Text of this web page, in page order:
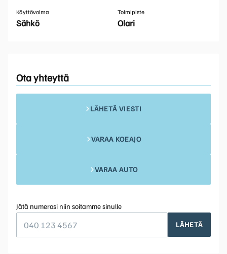
Käyttövoima
Sähkö
Toimipiste
Olari
Ota yhteyttä
LÄHETÄ VIESTI
VARAA KOEAJO
VARAA AUTO
Jätä numerosi niin soitamme sinulle
LÄHETÄ